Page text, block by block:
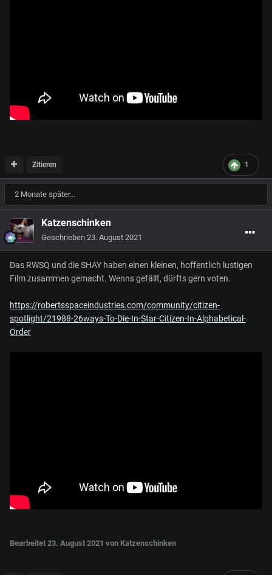
1
Zitieren
2 Monate später...
Katzenschinken
Geschrieben 23. August 2021
Das RWSQ und die SHAY haben einen kleinen, hoffentlich lustigen
Film zusammen gemacht. Wenns gefällt, dürfts gern voten.
https://robertsspaceindustries.com/community/citizen-
spotlight/21988-26ways-To-Die-In-Star-Citizen-In-Alphabetical-
Order
Bearbeitet 23. August 2021 von Katzenschinken